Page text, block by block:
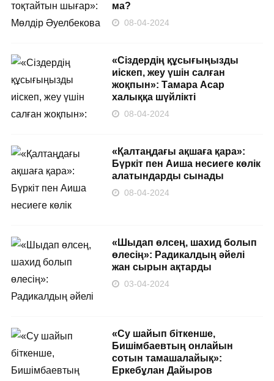
ма?
08-04-2024
«Сіздердің құсығыңызды
иіскеп, жеу үшін салған
жоқпын»: Тамара Асар
халыққа шүйлікті
08-04-2024
«Қалтаңдағы ақшаға қара»:
Бүркіт пен Аиша несиеге көлік
алатындарды сынады
08-04-2024
«Шыдап өлсең, шахид болып
өлесің»: Радикалдың әйелі
жан сырын ақтарды
03-04-2024
«Су шайып біткенше,
Бишімбаевтың онлайын
сотын тамашалайық»:
Еркебұлан Дайыров